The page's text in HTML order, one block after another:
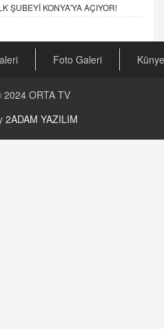
ŞUBEYİ KONYA'YA AÇIYOR!
Foto Galeri Künye
2024 ORTA TV
2ADAM YAZILIM